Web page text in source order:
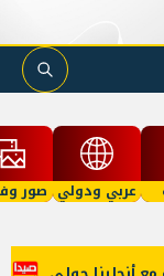
عربي ودولي صور